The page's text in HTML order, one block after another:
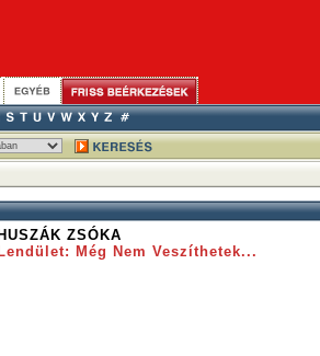
HUSZÁK ZSÓKA
Lendület: Még Nem Veszíthetek...